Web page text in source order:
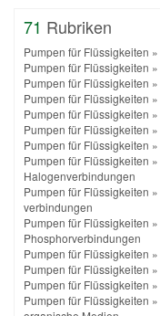
71 Rubriken
Pumpen für Flüssigkeiten »
Pumpen für Flüssigkeiten »
Pumpen für Flüssigkeiten »
Pumpen für Flüssigkeiten »
Pumpen für Flüssigkeiten »
Pumpen für Flüssigkeiten »
Pumpen für Flüssigkeiten »
Pumpen für Flüssigkeiten »
Halogenverbindungen
Pumpen für Flüssigkeiten »
verbindungen
Pumpen für Flüssigkeiten »
Phosphorverbindungen
Pumpen für Flüssigkeiten »
Pumpen für Flüssigkeiten »
Pumpen für Flüssigkeiten »
Pumpen für Flüssigkeiten »